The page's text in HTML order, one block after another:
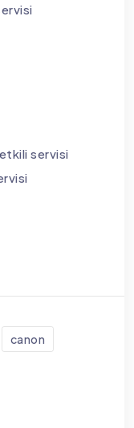
servisi
canon